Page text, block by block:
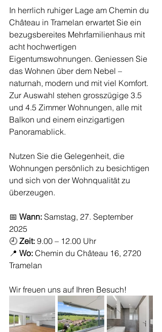
In herrlich ruhiger Lage am Chemin du
Château in Tramelan erwartet Sie ein
bezugsbereites Mehrfamilienhaus mit
acht hochwertigen
Eigentumswohnungen. Geniessen Sie
das Wohnen über dem Nebel –
naturnah, modern und mit viel Komfort.
Zur Auswahl stehen grosszügige 3.5
und 4.5 Zimmer Wohnungen, alle mit
Balkon und einem einzigartigen
Panoramablick.
Nutzen Sie die Gelegenheit, die
Wohnungen persönlich zu besichtigen
und sich von der Wohnqualität zu
überzeugen.
📅 Wann: Samstag, 27. September
2025
🕘 Zeit: 9.00 – 12.00 Uhr
📍 Wo: Chemin du Château 16, 2720
Tramelan
Wir freuen uns auf Ihren Besuch!